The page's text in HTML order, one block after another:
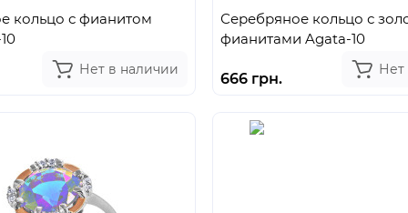
кольцо с фианитом
Нет в наличии
Серебряное кольцо с
фианитами Agata-10
666 грн.
Нет